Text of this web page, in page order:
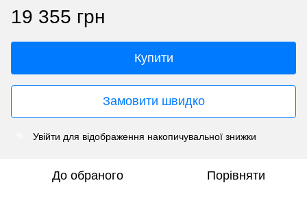
19 355 грн
Купити
Замовити швидко
Увійти для відображення накопичувальної знижки
До обраного Порівняти